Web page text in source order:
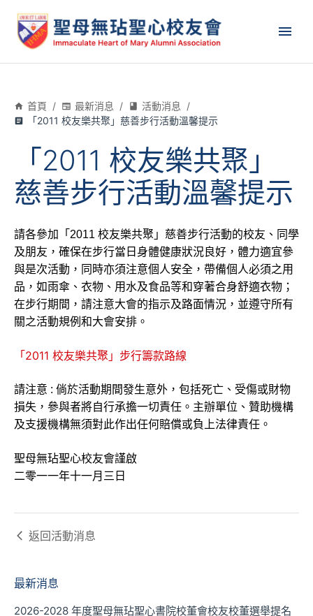
首頁 / 最新消息 / 活動消息
/
「2011 校友樂共聚」慈善步行活動溫馨提示
「2011 校友樂共聚」
慈善步行活動溫馨提示
請各參加「2011 校友樂共聚」慈善步行活動的校友、同學
及朋友，確保在步行當日身體健康狀況良好，體力適宜參
與是次活動，同時亦須注意個人安全，帶備個人必須之用
品，如雨傘、衣物、用水及食品等和穿著合身舒適衣物；
在步行期間，請注意大會的指示及路面情況，並遵守所有
關之活動規例和大會安排。
「2011 校友樂共聚」步行籌款路線
請注意 : 倘於活動期間發生意外，包括死亡、受傷或財物
損失，參與者將自行承擔一切責任。主辦單位、贊助機構
及支援機構無須對此作出任何賠償或負上法律責任。
聖母無玷聖心校友會謹啟
二零一一年十一月三日
返回活動消息
最新消息
2026-2028 年度聖母無玷聖心書院校董會校友校董選舉提名